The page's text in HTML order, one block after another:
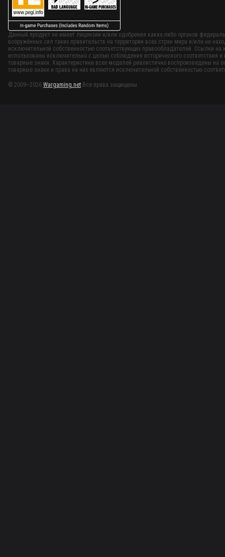
Данный продукт не имеет лицензии и/или одобрения каких-либо органов
вооружённых сил таких правительств на территории всех стран мира и/или не
исключительной собственностью соответствующих правообладателей. Ссылки
использованы исключительно с целью соблюдения исторического соответствия
товарные знаки. Характеристики всех моделей реалистично воспроизведены на
товарные знаки и права на них являются исключительной собственностью
© 2009–2026 Wargaming.net Все права защищены.